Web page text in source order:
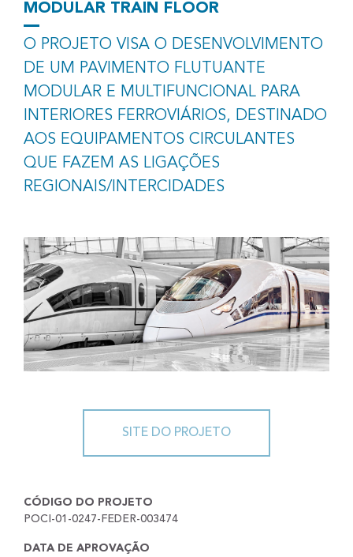
MODULAR TRAIN FLOOR
O PROJETO VISA O DESENVOLVIMENTO
DE UM PAVIMENTO FLUTUANTE
MODULAR E MULTIFUNCIONAL PARA
INTERIORES FERROVIÁRIOS, DESTINADO
AOS EQUIPAMENTOS CIRCULANTES
QUE FAZEM AS LIGAÇÕES
REGIONAIS/INTERCIDADES
SITE DO PROJETO
CÓDIGO DO PROJETO
POCI-01-0247-FEDER-003474
DATA DE APROVAÇÃO